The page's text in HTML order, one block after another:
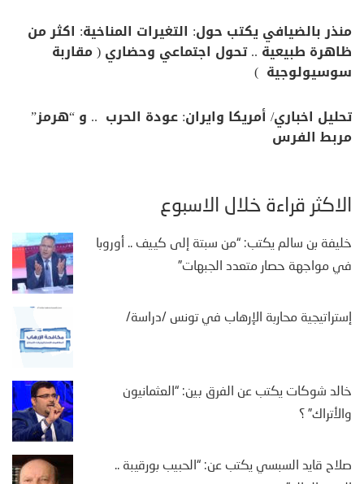
منذر بالضيافي يكتب حول: التغيرات المناخية: اكثر من
ظاهرة طبيعية .. تحول اجتماعي وحضاري ( مقاربة
سوسيولوجية )
تحليل اخباري/ أمريكا وايران: عودة الحرب .. و “هرمز”
مربط الفرس
الأكثر قراءة خلال الأسبوع
خليفة بن سالم يكتب: “من سبتة إلى كييف .. أوروبا
في مواجهة حصار متعدد الجبهات”
إستراتيجية محاربة الإرهاب في تونس /دراسة/
خالد شوكات يكتب عن الفرق بين: “العثمانيون
والأتراك” ؟
صلاح قايد السبسي يكتب عن: “الحبيب بورقيبة ..